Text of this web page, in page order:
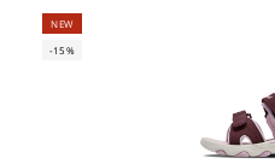
NEW
-15%